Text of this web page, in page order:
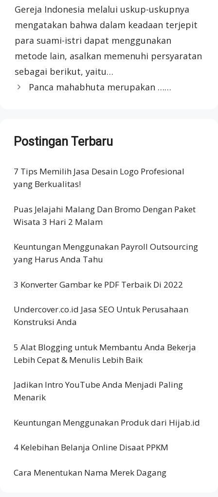
Gereja Indonesia melalui uskup-uskupnya
mengatakan bahwa dalam keadaan terjepit
para suami-istri dapat menggunakan
metode lain, asalkan memenuhi persyaratan
sebagai berikut, yaitu…
Panca mahabhuta merupakan ……
Postingan Terbaru
7 Tips Memilih Jasa Desain Logo Profesional
yang Berkualitas!
Puas Jelajahi Malang Dan Bromo Dengan Paket
Wisata 3 Hari 2 Malam
Keuntungan Menggunakan Payroll Outsourcing
yang Harus Anda Tahu
3 Konverter Gambar ke PDF Terbaik Di 2022
Undercover.co.id Jasa SEO Untuk Perusahaan
Konstruksi Anda
5 Alat Blogging untuk Membantu Anda Bekerja
Lebih Cepat & Menulis Lebih Baik
Jadikan Intro YouTube Anda Menjadi Paling
Menarik
Keuntungan Menggunakan Produk dari Hijab.id
4 Kelebihan Belanja Online Disaat PPKM
Cara Menentukan Nama Merek Dagang